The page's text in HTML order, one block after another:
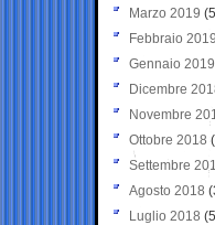
Marzo 2019
Febbraio 2019
Gennaio 2019
Dicembre
Novembre
Ottobre 2018
Settembre
Agosto 2018
Luglio 2018